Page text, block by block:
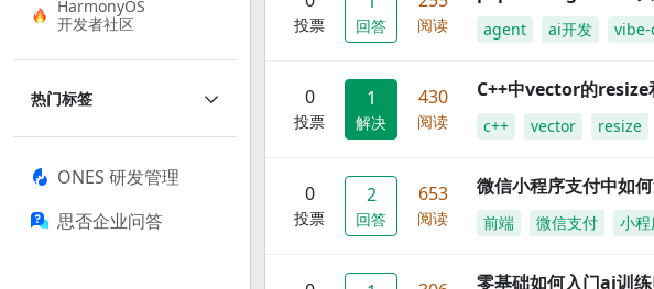
HarmonyOS
开发者社区
热门标签
ONES 研发管理
思否企业问答
投票 回答 阅读 agent ai开发
0
投票
1
解决
430
阅读
C++中vector的resize
c++ vector resize
0
投票
2
回答
653
阅读
微信小程序支付中如
前端 微信支付 小
零基础如何入门ai训